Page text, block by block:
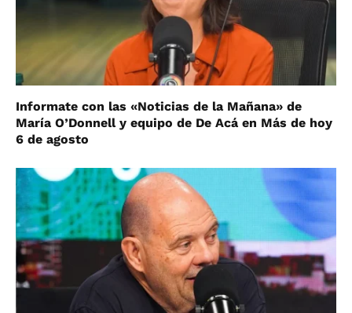
Informate con las «Noticias de la Mañana» de
María O’Donnell y equipo de De Acá en Más de hoy
6 de agosto